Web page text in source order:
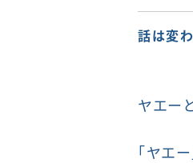
話は変わ
ヤエー
「ヤエ